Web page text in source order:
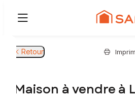
Retour
Maison à vendre à